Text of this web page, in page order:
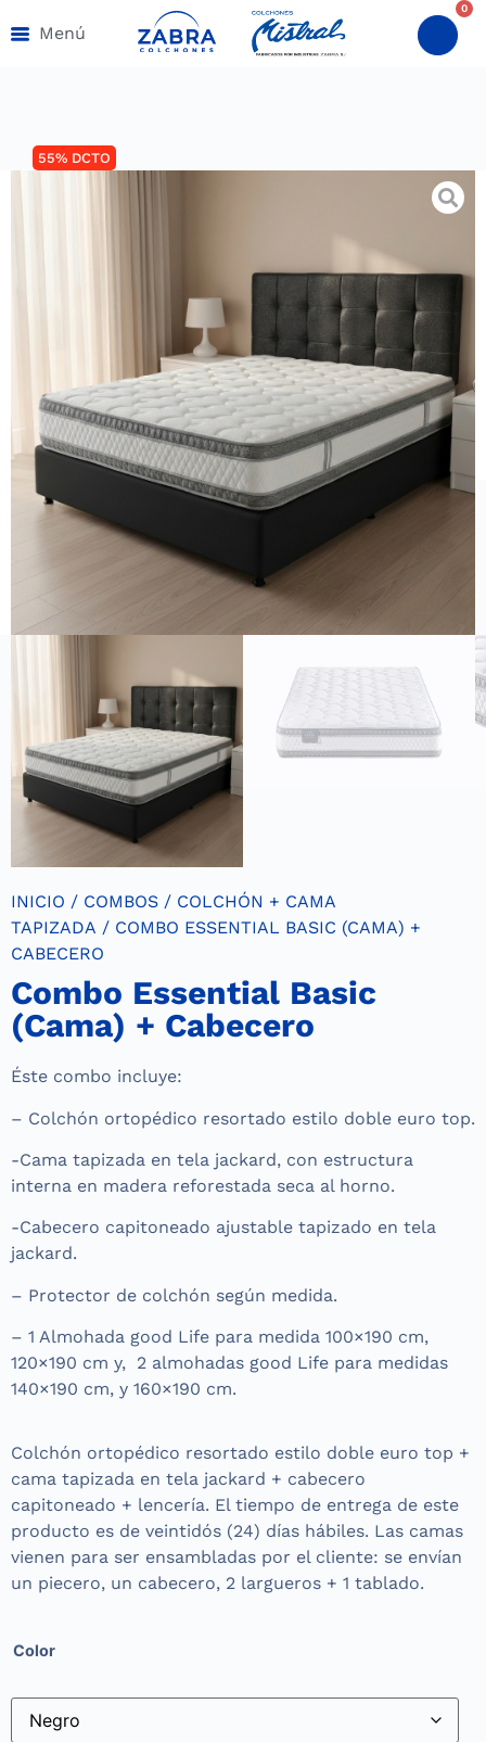
Menú
0
55% DCTO
INICIO / COMBOS / COLCHÓN + CAMA
TAPIZADA / COMBO ESSENTIAL BASIC (CAMA) +
CABECERO
Combo Essential Basic
(Cama) + Cabecero
Éste combo incluye:
– Colchón ortopédico resortado estilo doble euro top.
-Cama tapizada en tela jackard, con estructura
interna en madera reforestada seca al horno.
-Cabecero capitoneado ajustable tapizado en tela
jackard.
– Protector de colchón según medida.
– 1 Almohada good Life para medida 100×190 cm,
120×190 cm y, 2 almohadas good Life para medidas
140×190 cm, y 160×190 cm.
Colchón ortopédico resortado estilo doble euro top +
cama tapizada en tela jackard + cabecero
capitoneado + lencería. El tiempo de entrega de este
producto es de veintidós (24) días hábiles. Las camas
vienen para ser ensambladas por el cliente: se envían
un piecero, un cabecero, 2 largueros + 1 tablado.
Color